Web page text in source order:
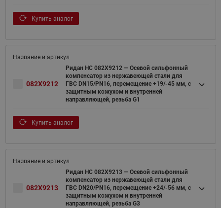
Купить аналог
082X9212
Ридан НС 082X9212 — Осевой сильфонный
компенсатор из нержавеющей стали для
ГВС DN15/PN16, перемещение +19/-45 мм, с
защитным кожухом и внутренней
направляющей, резьба G1
Купить аналог
082X9213
Ридан НС 082X9213 — Осевой сильфонный
компенсатор из нержавеющей стали для
ГВС DN20/PN16, перемещение +24/-56 мм, с
защитным кожухом и внутренней
направляющей, резьба G3